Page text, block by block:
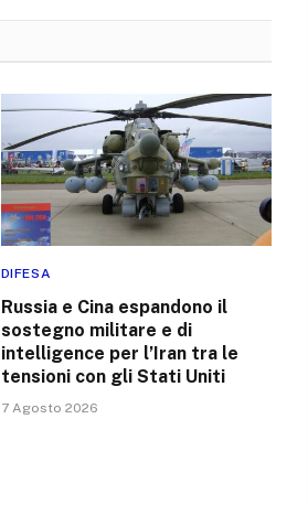
DIFESA
Russia e Cina espandono il
sostegno militare e di
intelligence per l’Iran tra le
tensioni con gli Stati Uniti
7 Agosto 2026